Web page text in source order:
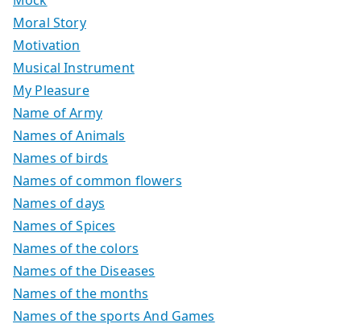
Moral Story
Motivation
Musical Instrument
My Pleasure
Name of Army
Names of Animals
Names of birds
Names of common flowers
Names of days
Names of Spices
Names of the colors
Names of the Diseases
Names of the months
Names of the sports And Games